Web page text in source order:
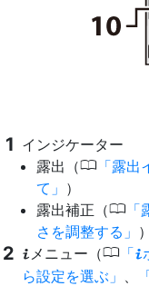
インジケーター
露出（0
露出
て
）
露出補正（0
さを調整する
）
i メニュー（0 i
ら設定を選ぶ